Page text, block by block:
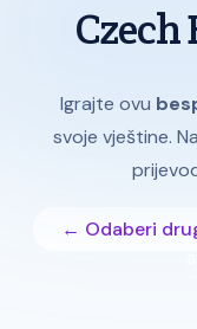
Czech
Igrajte ovu
svoje vještine.
← Odaberi